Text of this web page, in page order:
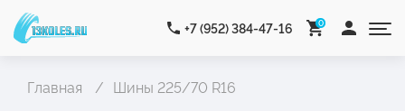
+7 (952) 384-47-16 0
Главная Шины 225/70 R16